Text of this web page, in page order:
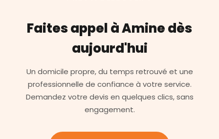
Faites appel à Amine dès
aujourd'hui
Un domicile propre, du temps retrouvé et une
professionnelle de confiance à votre service.
Demandez votre devis en quelques clics, sans
engagement.